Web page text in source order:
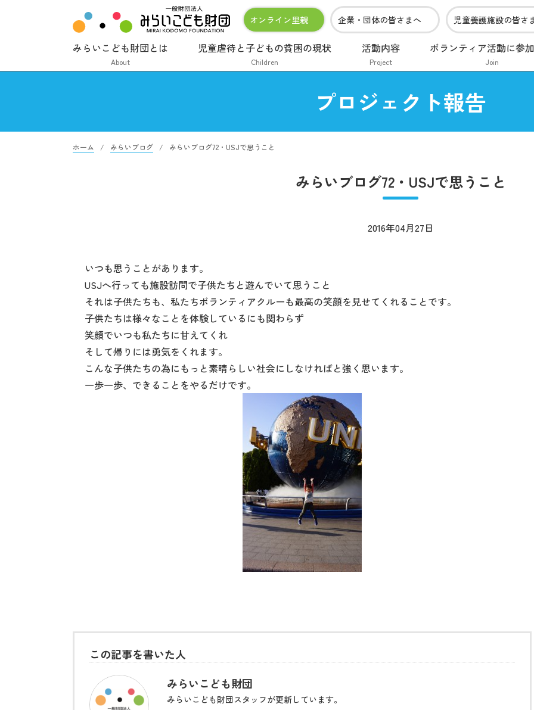
オンライン里親 企業・団体の皆さまへ 児童養護施設の皆さ
みらいこども財団とは
About
児童虐待と子どもの貧困の現状
Children
活動内容
Project
ボランティア活動に参
Join
プロジェクト報告
ホーム みらいブログ みらいブログ72・USJで思うこと
みらいブログ72・USJで思うこと
2016年04月27日
いつも思うことがあります。
USJへ行っても施設訪問で子供たちと遊んでいて思うこと
それは子供たちも、私たちボランティアクルーも最高の笑顔を見せてくれることです。
子供たちは様々なことを体験しているにも関わらず
笑顔でいつも私たちに甘えてくれ
そして帰りには勇気をくれます。
こんな子供たちの為にもっと素晴らしい社会にしなければと強く思います。
一歩一歩、できることをやるだけです。
この記事を書いた人
みらいこども財団
みらいこども財団スタッフが更新しています。